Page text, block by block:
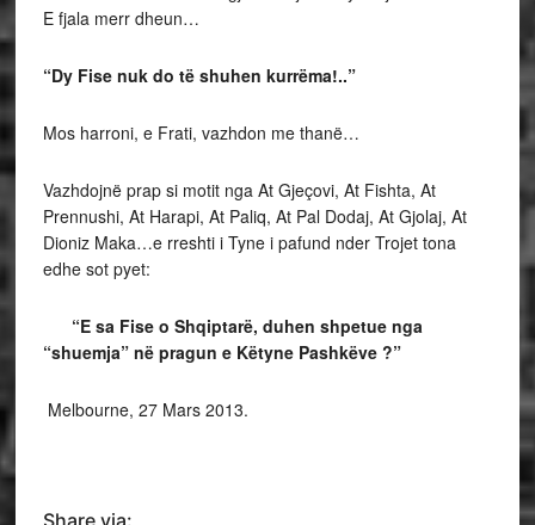
E fjala merr dheun…
“Dy Fise nuk do të shuhen kurrëma!..”
Mos harroni, e Frati, vazhdon me thanë…
Vazhdojnë prap si motit nga At Gjeçovi, At Fishta, At
Prennushi, At Harapi, At Paliq, At Pal Dodaj, At Gjolaj, At
Dioniz Maka…e rreshti i Tyne i pafund nder Trojet tona
edhe sot pyet:
“E sa Fise o Shqiptarë, duhen shpetue nga
“shuemja” në pragun e Këtyne Pashkëve ?”
Melbourne, 27 Mars 2013.
Share via: